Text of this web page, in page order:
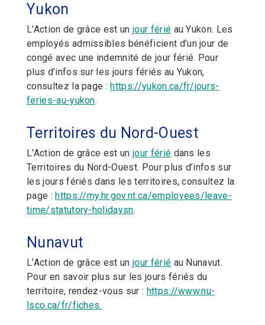
Yukon
L’Action de grâce est unjour férié au Yukon. Les
employés admissibles bénéficient d’un jour de
congé avec une indemnité de jour férié. Pour
plus d’infos sur les jours fériés au Yukon,
consultez la page : https://yukon.ca/fr/jours-
feries-au-yukon.
Territoires du Nord-Ouest
L’Action de grâce est unjour férié dans les
Territoires du Nord-Ouest. Pour plus d’infos sur
les jours fériés dans les territoires, consultez la
page : https://my.hr.gov.nt.ca/employees/leave-
time/statutory-holidaysn.
Nunavut
L’Action de grâce est unjour férié au Nunavut.
Pour en savoir plus sur les jours fériés du
territoire, rendez-vous sur : https://www.nu-
lsco.ca/fr/fiches.